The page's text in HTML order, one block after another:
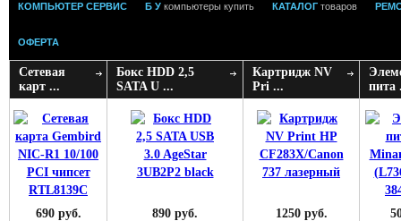
КОМПЬЮТЕР СЕРВИС Б У компьютеры купить КАТАЛОГ товаров
ОФЕРТА
Сетевая
карт ...
690 руб.
Бокс HDD 2,5
SATA U ...
890 руб.
Картридж NV
Pri ...
1250 руб.
пита